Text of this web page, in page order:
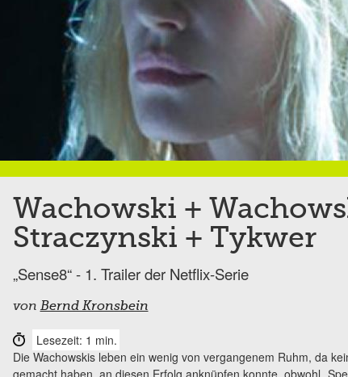
Wachowski +
Straczynski + Tykwer
„Sense8“ - 1. Trailer der Netflix-Serie
von Bernd Kronsbein
Lesezeit: 1 min.
Die Wachowskis leben ein wenig von vergangenem Ruhm, da
gemacht haben, an diesen Erfolg anknüpfen konnte, obwohl